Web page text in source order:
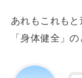
あれもこれも
「身体健全」